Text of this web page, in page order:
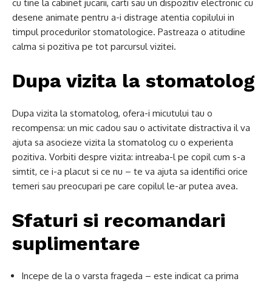
cu tine la cabinet jucarii, carti sau un dispozitiv electronic cu
desene animate pentru a-i distrage atentia copilului in
timpul procedurilor stomatologice. Pastreaza o atitudine
calma si pozitiva pe tot parcursul vizitei.
Dupa vizita la stomatolog
Dupa vizita la stomatolog, ofera-i micutului tau o
recompensa: un mic cadou sau o activitate distractiva il va
ajuta sa asocieze vizita la stomatolog cu o experienta
pozitiva. Vorbiti despre vizita: intreaba-l pe copil cum s-a
simtit, ce i-a placut si ce nu – te va ajuta sa identifici orice
temeri sau preocupari pe care copilul le-ar putea avea.
Sfaturi si recomandari
suplimentare
Incepe de la o varsta frageda – este indicat ca prima